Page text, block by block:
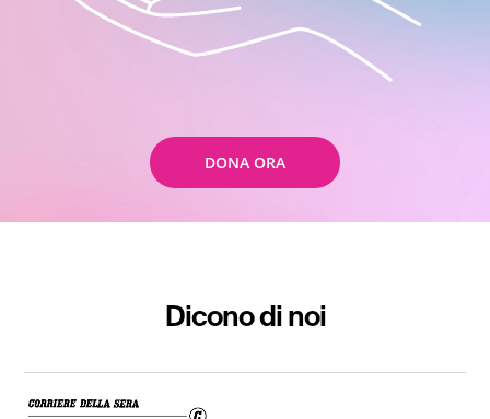
DONA ORA
Dicono di noi